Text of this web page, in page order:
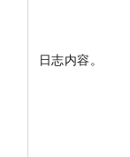
日志内容。